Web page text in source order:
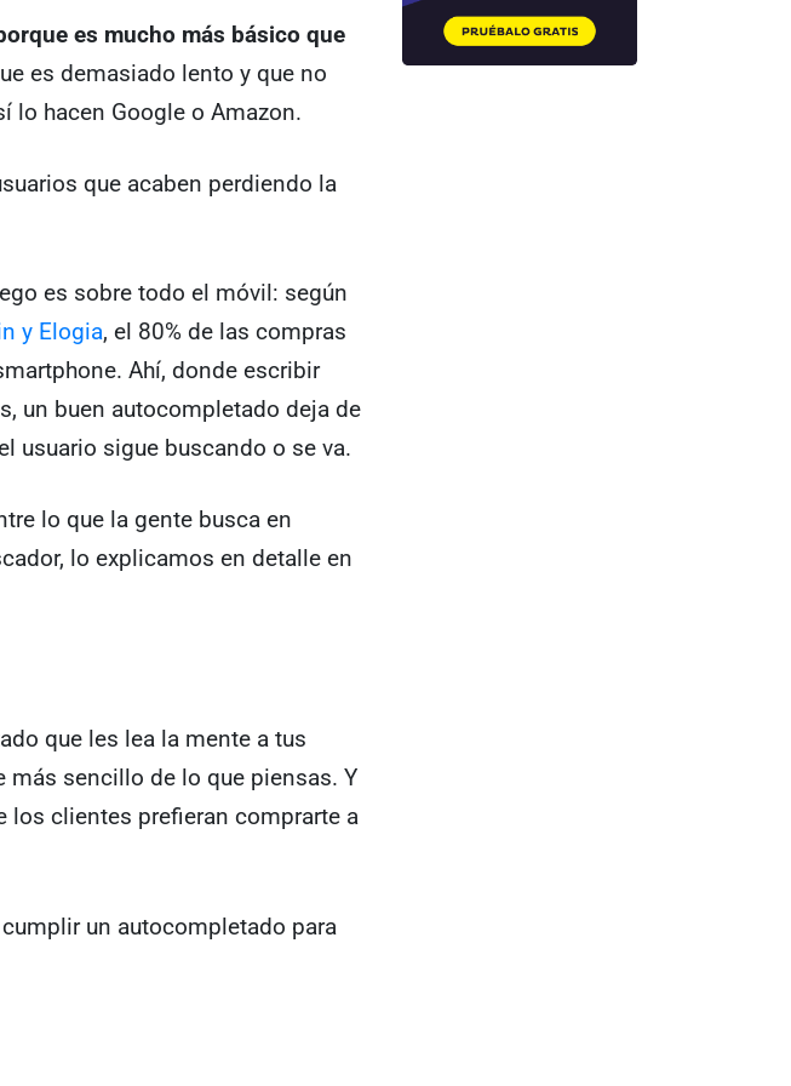
es mucho más básico que
es demasiado lento y que no
lo hacen Google o Amazon.
que acaben perdiendo la
es sobre todo el móvil: según
y Elogia, el 80% de las compras
Ahí, donde escribir
un buen autocompletado deja de
usuario sigue buscando o se va.
lo que la gente busca en
lo explicamos en detalle en
que les lea la mente a tus
más sencillo de lo que piensas. Y
los clientes prefieran comprarte a
un autocompletado para